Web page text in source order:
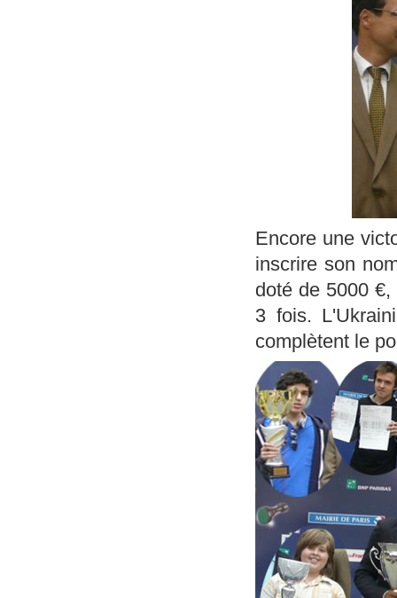
Encore une
inscrire son
doté de 5000
3 fois.
complètent le